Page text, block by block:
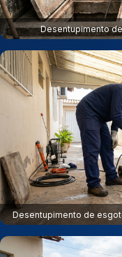
Desentupimento
Desentupimento de